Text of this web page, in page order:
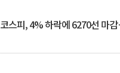
코스피, 4% 하락에 6270선 마